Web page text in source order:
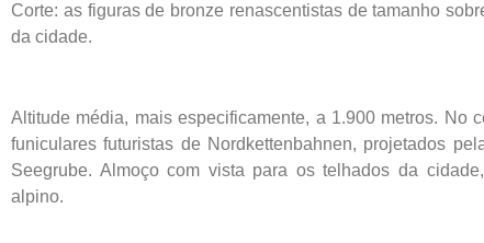
Corte: as figuras de bronze renascentistas de tamanho
da cidade.
Altitude média, mais especificamente, a 1.900 metros. No
funiculares futuristas de Nordkettenbahnen, projetados
Seegrube. Almoço com vista para os telhados da
alpino.